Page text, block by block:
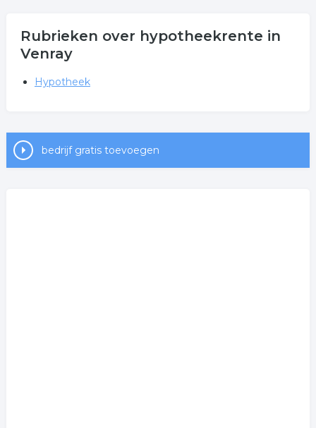
Rubrieken over hypotheekrente in
Venray
Hypotheek
bedrijf gratis toevoegen